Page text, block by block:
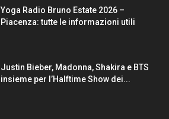
Yoga Radio Bruno Estate 2026 –
Piacenza: tutte le informazioni utili
Justin Bieber, Madonna, Shakira e BTS
insieme per l’Halftime Show dei...